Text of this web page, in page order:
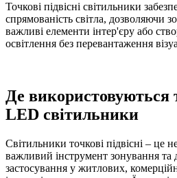
Точкові підвісні світильники
спрямованість світла, дозволяючи
важливі елементи інтер'єру або
освітлення без перевантаження
Де використовуються
LED світильники
Світильники точкові підвісні – це
важливий інструмент зонування та
застосування у житлових,